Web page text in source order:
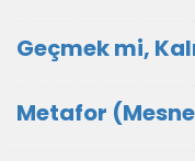
Geçmek mi,
Metafor